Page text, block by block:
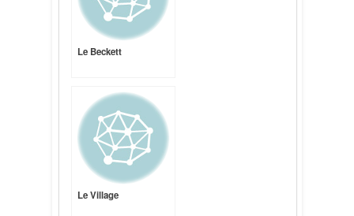
Le Beckett
Le Village